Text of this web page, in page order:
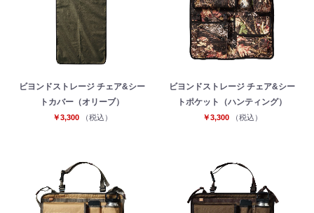
ビヨンドストレージ チェア&シー
トカバー（オリーブ）
￥3,300 （税込）
ビヨンドストレージ チェア&シー
トポケット（ハンティング）
￥3,300 （税込）